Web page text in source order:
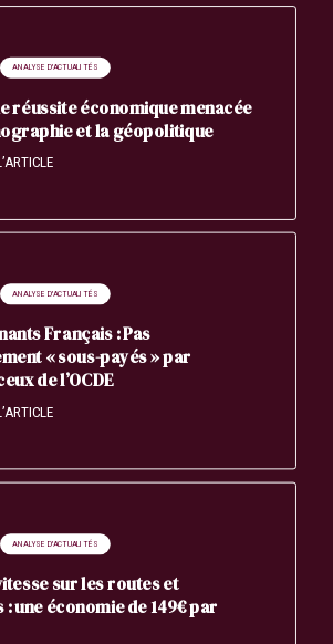
ANALYSE D'ACTUALITÉS
réussite économique menacée
et la géopolitique
ANALYSE D'ACTUALITÉS
Français : Pas
« sous-payés » par
de l’OCDE
ANALYSE D'ACTUALITÉS
sur les routes et
une économie de 149€ par